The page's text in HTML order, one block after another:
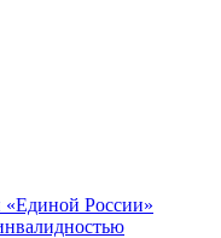
России»